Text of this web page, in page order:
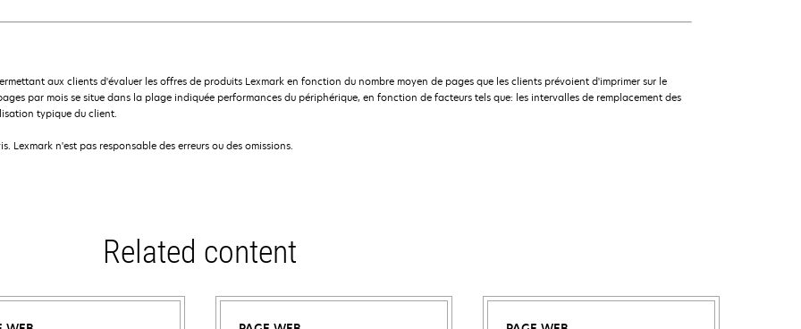
aux clients d'évaluer les offres de produits Lexmark en fonction du nombre moyen de pages que les clients prévoient d'imprimer sur le
par mois se situe dans la plage indiquée performances du périphérique, en fonction de facteurs tels que: les intervalles de remplacement des
typique du client.
Lexmark n'est pas responsable des erreurs ou des omissions.
Related content